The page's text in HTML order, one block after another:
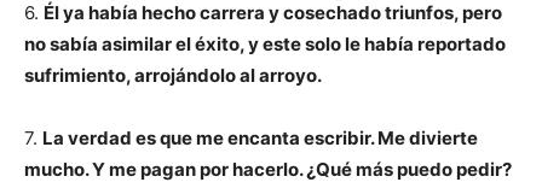
6. Él ya había hecho carrera y cosechado triunfos, pero
no sabía asimilar el éxito, y este solo le había reportado
sufrimiento, arrojándolo al arroyo.
7. La verdad es que me encanta escribir. Me divierte
mucho. Y me pagan por hacerlo. ¿Qué más puedo pedir?